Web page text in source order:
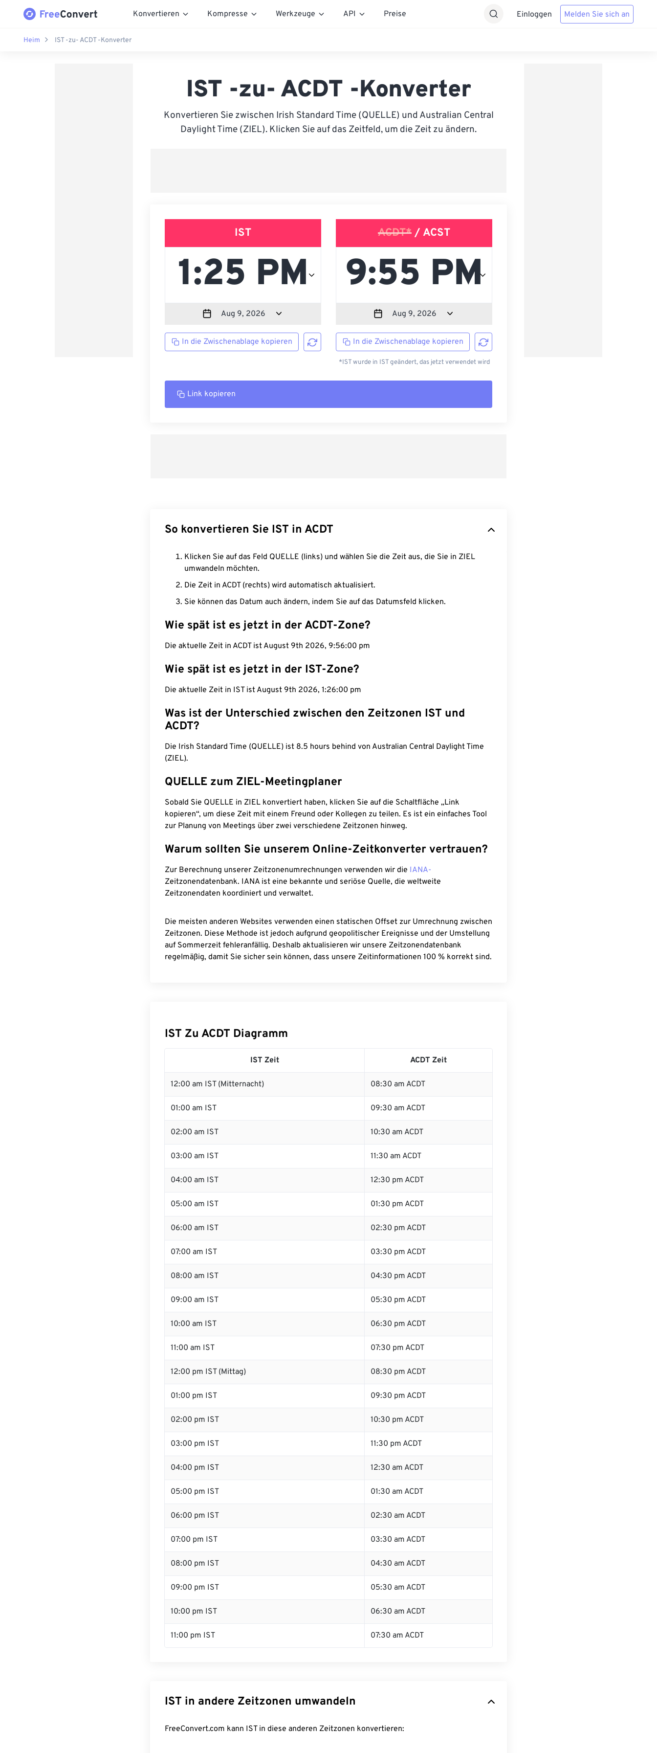
Konvertieren Kompresse Werkzeuge API Preise Einloggen Melden Sie sich an
Heim IST -zu- ACDT -Konverter
IST -zu- ACDT -Konverter
Konvertieren Sie zwischen Irish Standard Time (QUELLE) und Australian Central
Daylight Time (ZIEL). Klicken Sie auf das Zeitfeld, um die Zeit zu ändern.
IST
In die Zwischenablage kopieren
ACDT* / ACST
In die Zwischenablage kopieren
*IST wurde in IST geändert, das jetzt verwendet wird
Link kopieren
So konvertieren Sie IST in ACDT
Klicken Sie auf das Feld QUELLE (links) und wählen Sie die Zeit aus, die Sie in ZIEL
umwandeln möchten.
Die Zeit in ACDT (rechts) wird automatisch aktualisiert.
Sie können das Datum auch ändern, indem Sie auf das Datumsfeld klicken.
Wie spät ist es jetzt in der ACDT-Zone?
Die aktuelle Zeit in ACDT ist August 9th 2026, 9:56:01 pm
Wie spät ist es jetzt in der IST-Zone?
Die aktuelle Zeit in IST ist August 9th 2026, 1:26:01 pm
Was ist der Unterschied zwischen den Zeitzonen IST und
ACDT?
Die Irish Standard Time (QUELLE) ist 8.5 hours behind von Australian Central Daylight Time
(ZIEL).
QUELLE zum ZIEL-Meetingplaner
Sobald Sie QUELLE in ZIEL konvertiert haben, klicken Sie auf die Schaltfläche „Link
kopieren“, um diese Zeit mit einem Freund oder Kollegen zu teilen. Es ist ein einfaches Tool
zur Planung von Meetings über zwei verschiedene Zeitzonen hinweg.
Warum sollten Sie unserem Online-Zeitkonverter vertrauen?
Zur Berechnung unserer Zeitzonenumrechnungen verwenden wir die IANA-
Zeitzonendatenbank. IANA ist eine bekannte und seriöse Quelle, die weltweite
Zeitzonendaten koordiniert und verwaltet.
Die meisten anderen Websites verwenden einen statischen Offset zur Umrechnung zwischen
Zeitzonen. Diese Methode ist jedoch aufgrund geopolitischer Ereignisse und der Umstellung
auf Sommerzeit fehleranfällig. Deshalb aktualisieren wir unsere Zeitzonendatenbank
regelmäßig, damit Sie sicher sein können, dass unsere Zeitinformationen 100 % korrekt sind.
IST Zu ACDT Diagramm
IST Zeit ACDT Zeit
12:00 am IST (Mitternacht) 08:30 am ACDT
01:00 am IST 09:30 am ACDT
02:00 am IST 10:30 am ACDT
03:00 am IST 11:30 am ACDT
04:00 am IST 12:30 pm ACDT
05:00 am IST 01:30 pm ACDT
06:00 am IST 02:30 pm ACDT
07:00 am IST 03:30 pm ACDT
08:00 am IST 04:30 pm ACDT
09:00 am IST 05:30 pm ACDT
10:00 am IST 06:30 pm ACDT
11:00 am IST 07:30 pm ACDT
12:00 pm IST (Mittag) 08:30 pm ACDT
01:00 pm IST 09:30 pm ACDT
02:00 pm IST 10:30 pm ACDT
03:00 pm IST 11:30 pm ACDT
04:00 pm IST 12:30 am ACDT
05:00 pm IST 01:30 am ACDT
06:00 pm IST 02:30 am ACDT
07:00 pm IST 03:30 am ACDT
08:00 pm IST 04:30 am ACDT
09:00 pm IST 05:30 am ACDT
10:00 pm IST 06:30 am ACDT
11:00 pm IST 07:30 am ACDT
IST in andere Zeitzonen umwandeln
FreeConvert.com kann IST in diese anderen Zeitzonen konvertieren: